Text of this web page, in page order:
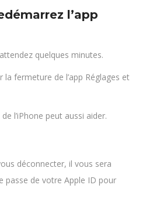
l’app
quelques minutes.
fermeture de l’app Réglages et
l’iPhone peut aussi aider.
déconnecter, il vous sera
passe de votre Apple ID pour